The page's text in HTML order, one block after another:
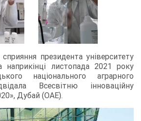
президента університету
наприкінці листопада 2021 року
національного аграрного
Всесвітню інноваційну
Дубай (ОАЕ).